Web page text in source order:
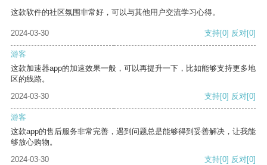
这款软件的社区氛围非常好，可以与其他用户交流学习心得。
2024-03-30 支持[0] 反对[0]
游客
这款加速器app的加速效果一般，可以再提升一下，比如能够支持更多地
区的线路。
2024-03-30
支持[0] 反对[0]
游客
这款app的售后服务非常完善，遇到问题总是能够得到妥善解决，让我能
够放心购物。
2024-03-30
支持[0] 反对[0]